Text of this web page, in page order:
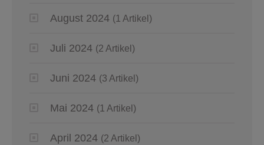
August 2024 (1 Artikel)
Juli 2024 (2 Artikel)
Juni 2024 (3 Artikel)
Mai 2024 (1 Artikel)
April 2024 (2 Artikel)